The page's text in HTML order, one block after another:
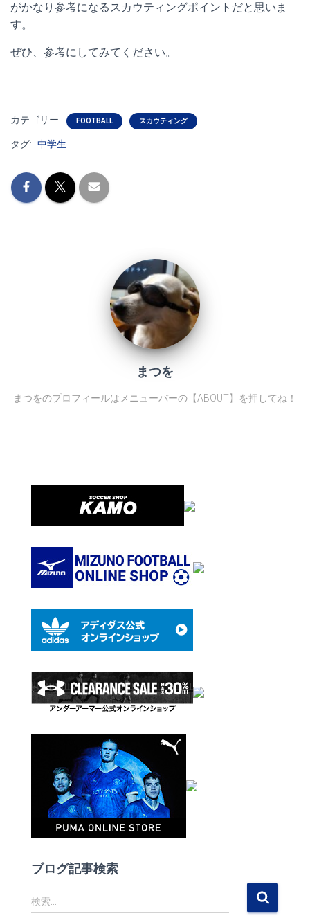
がかなり参考になるスカウティングポイントだと思いま
す。
ぜひ、参考にしてみてください。
カテゴリー: FOOTBALL スカウティング
タグ: 中学生
まつを
まつをのプロフィールはメニューバーの【ABOUT】を押してね！
ブログ記事検索
検
索
検索…